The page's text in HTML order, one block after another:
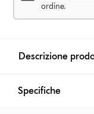
ordine.
Descrizione
Specifiche